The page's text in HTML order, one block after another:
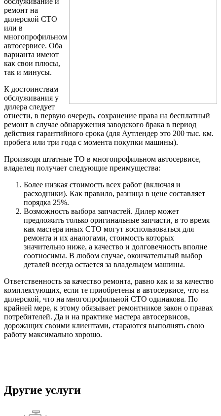
ремонт на
дилерской СТО
или в
многопрофильном
автосервисе. Оба
варианта имеют
как свои плюсы,
так и минусы.
К достоинствам
обслуживания у
дилера следует
отнести, в первую очередь, сохранение права на бесплатный
ремонт в случае обнаружения заводского брака в период
действия гарантийного срока (для Аутлендер это 200 тыс. км.
пробега или три года с момента покупки машины).
Производя штатные ТО в многопрофильном автосервисе,
владелец получает следующие преимущества:
Более низкая стоимость всех работ (включая и
расходники). Как правило, разница в цене составляет
порядка 25%.
Возможность выбора запчастей. Дилер может
предложить только оригинальные запчасти, в то время
как мастера иных СТО могут воспользоваться для
ремонта и их аналогами, стоимость которых
значительно ниже, а качество и долговечность вполне
соотносимы. В любом случае, окончательный выбор
деталей всегда остается за владельцем машины.
Ответственность за качество ремонта, равно как и за качество
комплектующих, если те приобретены в автосервисе, что на
дилерской, что на многопрофильной СТО одинакова. По
крайней мере, к этому обязывает ремонтников закон о правах
потребителей. Да и на практике мастера автосервисов,
дорожащих своими клиентами, стараются выполнять свою
работу максимально хорошо.
Другие услуги